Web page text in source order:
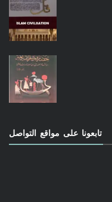
تابعونا على مواقع التواصل